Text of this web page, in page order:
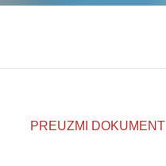
PREUZMI DOKUMENT